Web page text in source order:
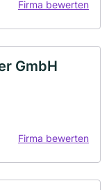
Firma bewerten
GmbH
Firma bewerten